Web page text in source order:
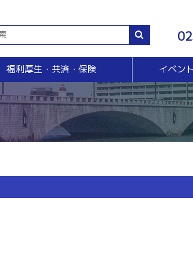
）
販売拡大・人脈
販売拡大
商い情報便
電子商い情報便
商いつなぐサイト
交流会
福利厚生・共済・保険
ューリップ共済」
イベン
ベント・セミナー・検定
・セミナー
証明書・申請
証明
発行
了】GS1事業者（JAN企業）コード